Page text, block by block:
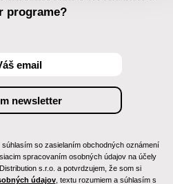
programe?
so zasielaním obchodných oznámení
spracovaním osobných údajov na účely
s.r.o. a potvrdzujem, že som si
údajov, textu rozumiem a súhlasím s